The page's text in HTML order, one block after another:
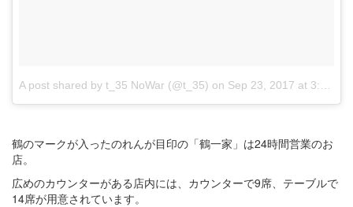
A post shared by t_35 NoWar (@t_35) on Sep 23, 2017 at 3:11am PDT
鶴のマークが入ったのれんが目印の「鶴一家」は24時間営業のお
店。
広めのカウンターがある店内には、カウンターで9席、テーブルで
14席が用意されています。